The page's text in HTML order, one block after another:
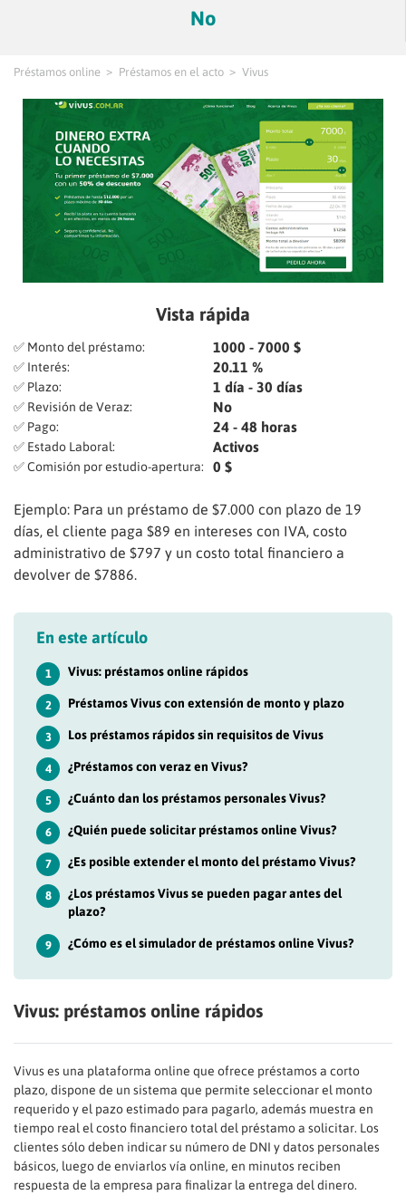
No
Préstamos online Préstamos en el acto Vivus
Vista rápida
✅ Monto del préstamo: 1000 - 7000 $
✅ Interés: 20.11 %
✅ Plazo: 1 día - 30 días
✅ Revisión de Veraz: No
✅ Pago: 24 - 48 horas
✅ Estado Laboral: Activos
✅ Comisión por estudio-apertura: 0 $
Ejemplo: Para un préstamo de $7.000 con plazo de 19
días, el cliente paga $89 en intereses con IVA, costo
administrativo de $797 y un costo total financiero a
devolver de $7886.
En este artículo
1 Vivus: préstamos online rápidos
2 Préstamos Vivus con extensión de monto y plazo
3 Los préstamos rápidos sin requisitos de Vivus
4 ¿Préstamos con veraz en Vivus?
5 ¿Cuánto dan los préstamos personales Vivus?
6 ¿Quién puede solicitar préstamos online Vivus?
7 ¿Es posible extender el monto del préstamo Vivus?
8
¿Los préstamos Vivus se pueden pagar antes del
plazo?
9 ¿Cómo es el simulador de préstamos online Vivus?
Vivus: préstamos online rápidos
Vivus es una plataforma online que ofrece préstamos a corto
plazo, dispone de un sistema que permite seleccionar el monto
requerido y el pazo estimado para pagarlo, además muestra en
tiempo real el costo financiero total del préstamo a solicitar. Los
clientes sólo deben indicar su número de DNI y datos personales
básicos, luego de enviarlos vía online, en minutos reciben
respuesta de la empresa para finalizar la entrega del dinero.